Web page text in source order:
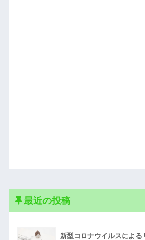
最近の投稿
新型コロナウイルスによる